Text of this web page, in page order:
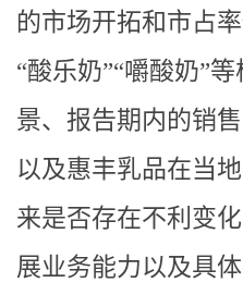
的市场开拓和市占
“酸乐奶”“嚼酸奶”
景、报告期内的销
以及惠丰乳品在当
来是否存在不利变
展业务能力以及具体